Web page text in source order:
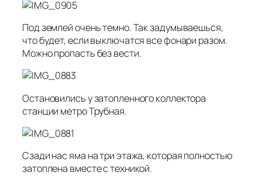
Под землей очень темно. Так задумываешься,
что будет, если выключатся все фонари разом.
Можно пропасть без вести.
Остановились у затопленного коллектора
станции метро Трубная.
Сзади нас яма на три этажа, которая полностью
затоплена вместе с техникой.